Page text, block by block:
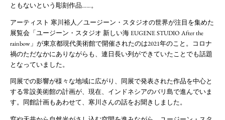
ともないという彫刻作品……。
アーティスト 寒川裕人／ユージーン・スタジオの世界が注目を集めた
展覧会「ユージーン・スタジオ 新しい海 EUGENE STUDIO After the
rainbow」が東京都現代美術館で開催されたのは2021年のこと。コロナ
禍のただなかにありながらも、連日長い列ができていたことでも話題
となっていました。
同展での影響が様々な地域に広がり、同展で発表された作品を中心と
する常設美術館の計画が、現在、インドネシアのバリ島で進んでいま
す。同館計画もあわせて、寒川さんの話をお聞きしました。